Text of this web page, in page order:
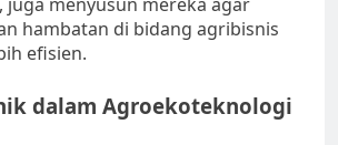
hambatan di bidang agribisnis
efisien.
dalam Agroekoteknologi